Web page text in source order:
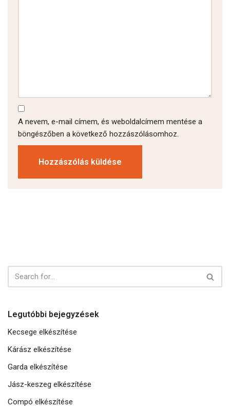
A nevem, e-mail címem, és weboldalcímem mentése a
böngészőben a következő hozzászólásomhoz.
Legutóbbi bejegyzések
Kecsege elkészítése
Kárász elkészítése
Garda elkészítése
Jász-keszeg elkészítése
Compó elkészítése